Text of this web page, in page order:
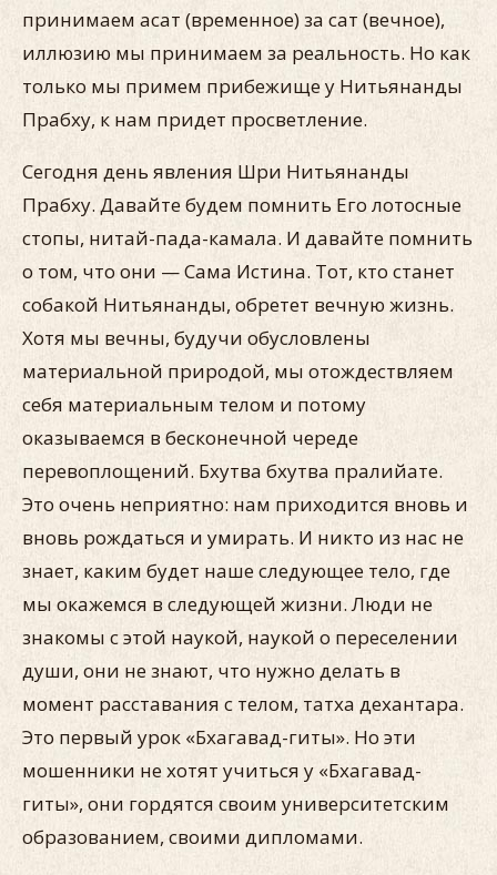
принимаем асат (временное) за caт (вечное),
иллюзию мы принимаем за реальность. Но как
только мы примем прибежище у Нитьянанды
Прабху, к нам придет просветление.
Сегодня день явления Шри Нитьянанды
Прабху. Давайте будем помнить Его лотосные
стопы, нитай-пада-камала. И давайте помнить
о том, что они — Сама Истина. Тот, кто станет
собакой Нитьянанды, обретет вечную жизнь.
Хотя мы вечны, будучи обусловлены
материальной природой, мы отождествляем
себя материальным телом и потому
оказываемся в бесконечной череде
перевоплощений. Бхутва бхутва пралийате.
Это очень неприятно: нам приходится вновь и
вновь рождаться и умирать. И никто из нас не
знает, каким будет наше следующее тело, где
мы окажемся в следующей жизни. Люди не
знакомы с этой наукой, наукой о переселении
души, они не знают, что нужно делать в
момент расставания с телом, татха дехантара.
Это первый урок «Бхагавад-гиты». Но эти
мошенники не хотят учиться у «Бхагавад-
гиты», они гордятся своим университетским
образованием, своими дипломами.